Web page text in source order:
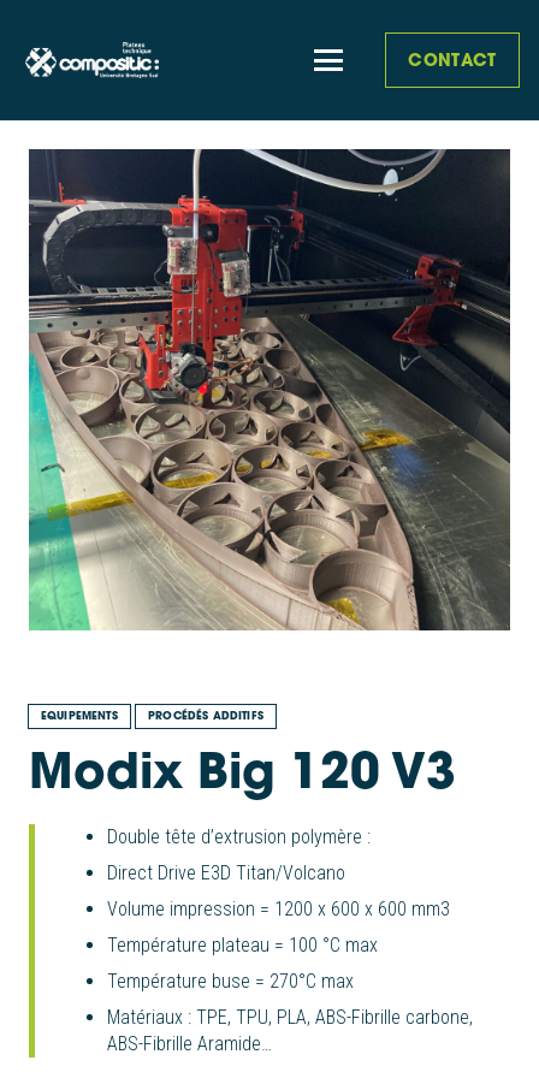
CONTACT
EQUIPEMENTS PROCÉDÉS ADDITIFS
Modix Big 120 V3
Double tête d’extrusion polymère :
Direct Drive E3D Titan/Volcano
Volume impression = 1200 x 600 x 600 mm3
Température plateau = 100 °C max
Température buse = 270°C max
Matériaux : TPE, TPU, PLA, ABS-Fibrille carbone,
ABS-Fibrille Aramide…